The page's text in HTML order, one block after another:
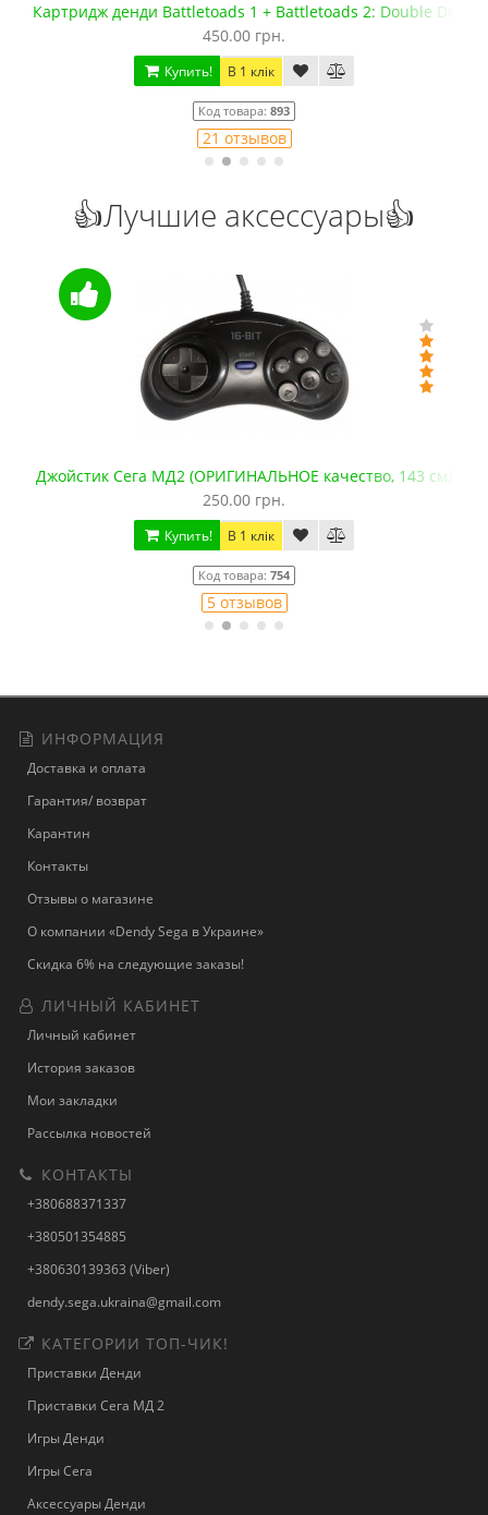
Флеш картридж Сега Мега Драйв 2 (EverDrive MD V.х2, +SD)
1 099.00 грн. 1 300.00 грн.
Купить! В 1 клік
Код товара: 1436
9 отзывов
👍Лучшие аксессуары👍
Видеокабель AV для Сега
125.00 грн.
Купить! В 1 клік
Код товара:775
13 отзывов
ИНФОРМАЦИЯ
Доставка и оплата
Гарантия/ возврат
Карантин
Контакты
Отзывы о магазине
О компании «Dendy Sega в Украине»
Скидка 6% на следующие заказы!
ЛИЧНЫЙ КАБИНЕТ
Личный кабинет
История заказов
Мои закладки
Рассылка новостей
КОНТАКТЫ
+380688371337
+380501354885
+380630139363 (Viber)
dendy.sega.ukraina@gmail.com
КАТЕГОРИИ ТОП-ЧИК!
Приставки Денди
Приставки Сега МД 2
Игры Денди
Игры Сега
Аксессуары Денди